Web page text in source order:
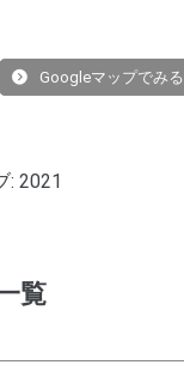
Googleマップでみる
: 2021
覧